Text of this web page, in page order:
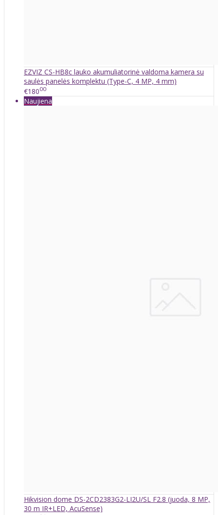
EZVIZ CS-HB8c lauko akumuliatorinė valdoma kamera su
saulės panelės komplektu (Type-C, 4 MP, 4 mm)
€18000
Naujiena
Hikvision dome DS-2CD2383G2-LI2U/SL F2.8 (juoda, 8 MP,
30 m IR+LED, AcuSense)